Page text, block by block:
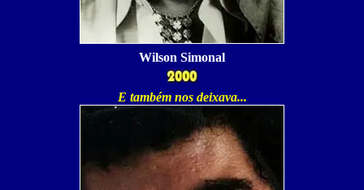
Wilson Simonal
E também nos deixava...